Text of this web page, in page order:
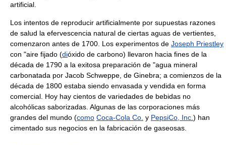
artificial.
Los intentos de reproducir artificialmente por supuestas razones
de salud la efervescencia natural de ciertas aguas de vertientes,
comenzaron antes de 1700. Los experimentos de Joseph Priestley
con "aire fijado (dióxido de carbono) llevaron hacia fines de la
década de 1790 a la exitosa preparación de "agua mineral
carbonatada por Jacob Schweppe, de Ginebra; a comienzos de la
década de 1800 estaba siendo envasada y vendida en forma
comercial. Hoy hay cientos de variedades de bebidas no
alcohólicas saborizadas. Algunas de las corporaciones más
grandes del mundo (como Coca-Cola Co. y PepsiCo, Inc. ) han
cimentado sus negocios en la fabricación de gaseosas.